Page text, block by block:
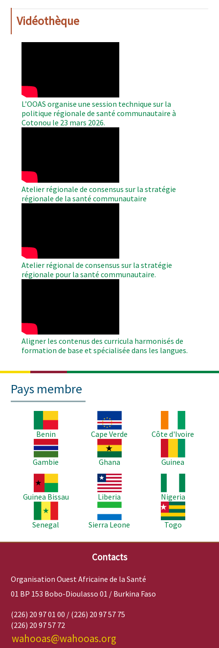
Vidéothèque
L’OOAS organise une session technique sur la
politique régionale de santé communautaire à
Cotonou le 23 mars 2026.
Atelier régionale de consensus sur la stratégie
régionale de la santé communautaire
Atelier régional de consensus sur la stratégie
régionale pour la santé communautaire.
Aligner les contenus des curricula harmonisés de
formation de base et spécialisée dans les langues.
Pays membre
Benin
Image
Cape Verde
Côte d'Ivoire
Image
Gambie
Image
Ghana
Guinea
Image
Guinea Bissau
Image
Liberia
Nigeria
Senegal
Image
Sierra Leone
Image
Togo
Contacts
Organisation Ouest Africaine de la Santé
01 BP 153 Bobo-Dioulasso 01 / Burkina Faso
(226) 20 97 01 00 / (226) 20 97 57 75
(226) 20 97 57 72
wahooas@wahooas.org